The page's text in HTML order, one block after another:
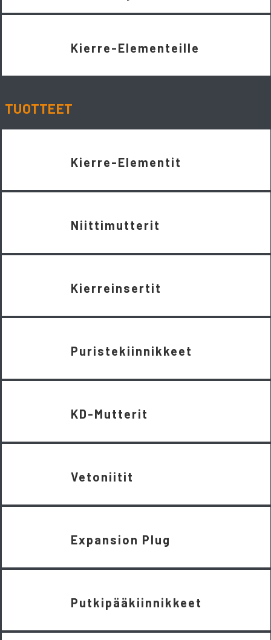
Kierre-Elementeille
TUOTTEET
Kierre-Elementit
Niittimutterit
Kierreinsertit
Puristekiinnikkeet
KD-Mutterit
Vetoniitit
Expansion Plug
Putkipääkiinnikkeet